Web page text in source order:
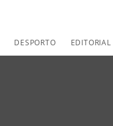
DESPORTO EDITORIAL